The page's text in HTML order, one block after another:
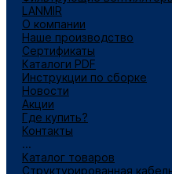
LANMIR
О компании
Наше производство
Сертификаты
Каталоги PDF
Инструкции по сборке
Новости
Акции
Где купить?
Контакты
...
Каталог товаров
Структурированная